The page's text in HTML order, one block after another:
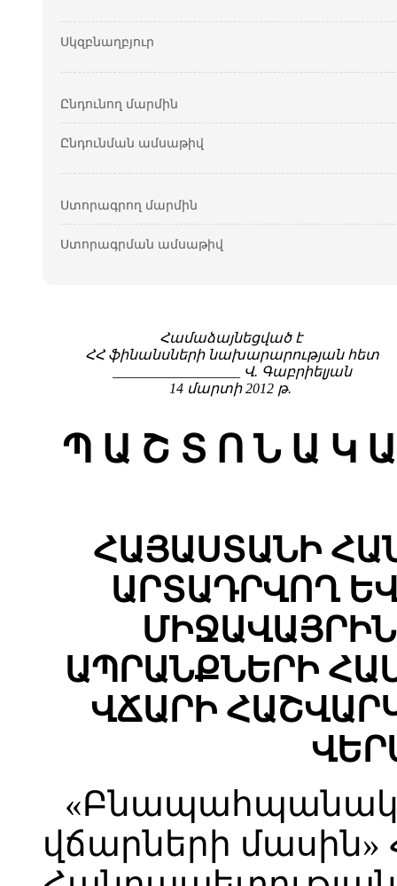
Սկզբնաղբյուր
Ընդունող մարմին
Ընդունման ամսաթիվ
Ստորագրող մարմին
Ստորագրման ամսաթիվ
Համաձայնեցված է
ՀՀ ֆինանսների նախարարության հետ
__________________ Վ. Գաբրիելյան
14 մարտի 2012 թ.
Պ Ա Շ Տ Ո Ն Ա Կ
ՀԱՅԱՍՏԱՆԻ
ԱՐՏԱԴՐՎՈՂ
ԱՊՐԱՆՔՆԵՐԻ
ՎՃԱՐԻ
վճարների